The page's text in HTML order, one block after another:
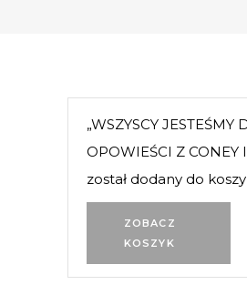
ZOBACZ
KOSZYK
„WSZYSCY JESTEŚMY
OPOWIEŚCI Z CONEY
został dodany do